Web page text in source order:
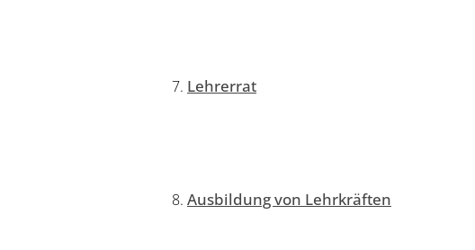
Lehrerrat
Ausbildung von Lehrkräften